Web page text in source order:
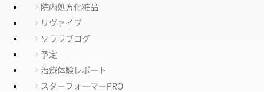
院内処方化粧品
リヴァイブ
ソララブログ
予定
治療体験レポート
スターフォーマーPRO